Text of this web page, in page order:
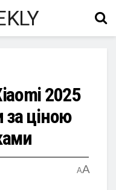
2025
ціною
AA